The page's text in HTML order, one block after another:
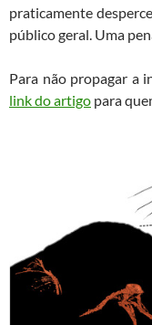
praticamente
público geral. Uma
Para não propagar a
link do artigo para